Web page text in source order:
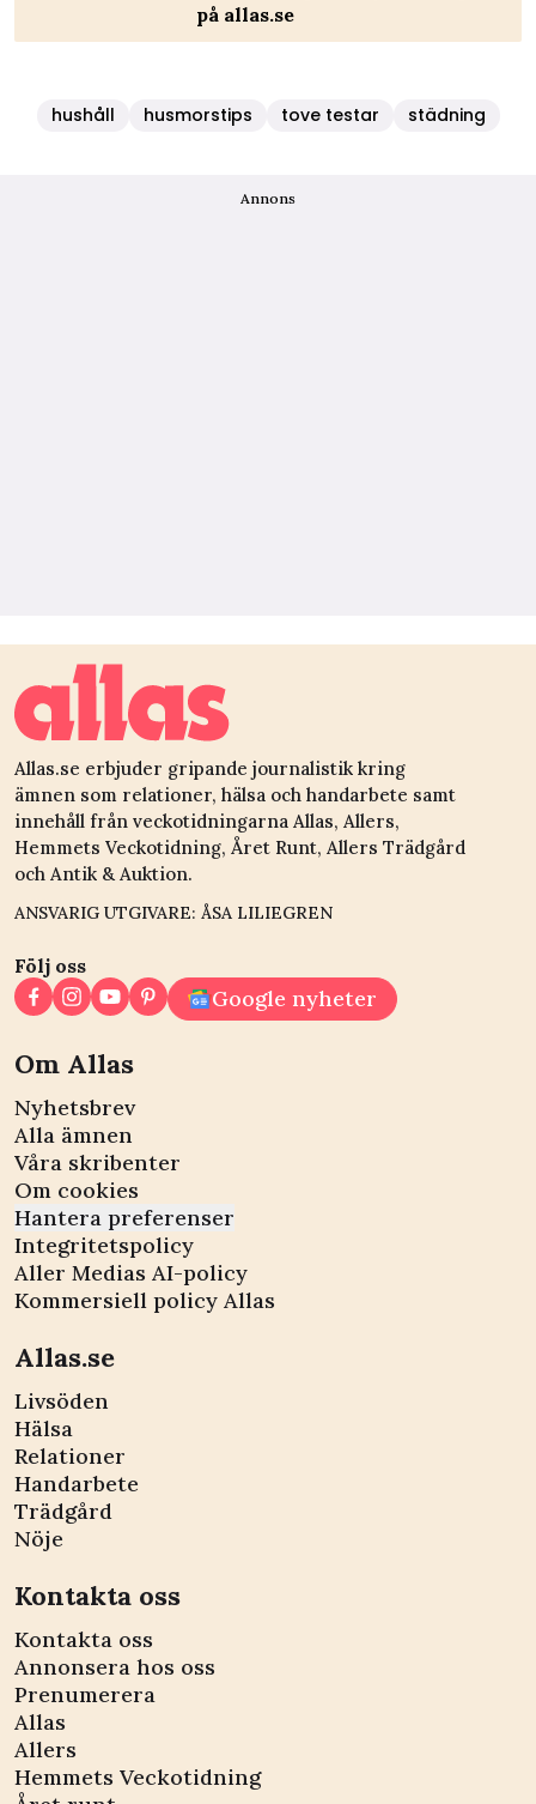
på allas.se
hushåll husmorstips tove testar städning
Annons
Allas.se erbjuder gripande journalistik kring
ämnen som relationer, hälsa och handarbete samt
innehåll från veckotidningarna Allas, Allers,
Hemmets Veckotidning, Året Runt, Allers Trädgård
och Antik & Auktion.
ANSVARIG UTGIVARE: ÅSA LILIEGREN
Följ oss
Google nyheter
Om Allas
Nyhetsbrev
Alla ämnen
Våra skribenter
Om cookies
Hantera preferenser
Integritetspolicy
Aller Medias AI-policy
Kommersiell policy Allas
Allas.se
Livsöden
Hälsa
Relationer
Handarbete
Trädgård
Nöje
Kontakta oss
Kontakta oss
Annonsera hos oss
Prenumerera
Allas
Allers
Hemmets Veckotidning